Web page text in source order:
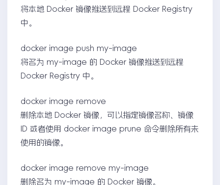
将本地 Docker 镜像推送到远程 Docker Registry
中。
docker image push my-image
将名为 my-image 的 Docker 镜像推送到远程
Docker Registry 中。
docker image remove
删除本地 Docker 镜像，可以指定镜像名称、镜像
ID 或者使用 docker image prune 命令删除所有未
使用的镜像。
docker image remove my-image
删除名为 my-image 的 Docker 镜像。